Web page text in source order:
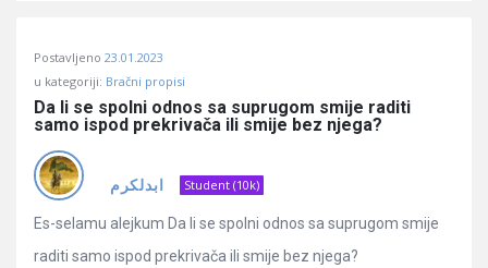
Učene
Latest
Pitanja
Postavljeno 23.01.2023
u kategoriji: Bračni propisi
Da li se spolni odnos sa suprugom smije raditi
samo ispod prekrivača ili smije bez njega?
ابدلكرم ‏ Student (10k)
Es-selamu alejkum Da li se spolni odnos sa suprugom smije
raditi samo ispod prekrivača ili smije bez njega?